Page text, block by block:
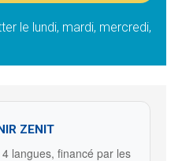
le lundi, mardi, mercredi,
ZENIT
langues, financé par les